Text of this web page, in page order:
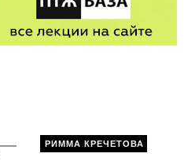
РИММА КРЕЧЕТОВА